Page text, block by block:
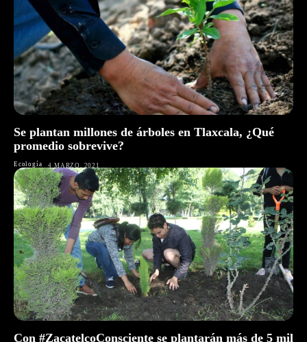
Se plantan millones de árboles en Tlaxcala, ¿Qué
promedio sobrevive?
Ecología 4 MARZO, 2021
Con #ZacatelcoConsciente se plantarán más de 5 mil